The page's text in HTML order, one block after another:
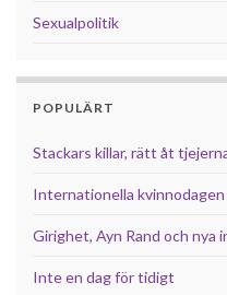
Sexualpolitik
POPULÄRT
Stackars killar, rätt åt
Internationella
Girighet, Ayn Rand och nya
Inte en dag för tidigt